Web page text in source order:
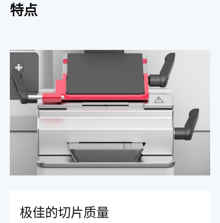
特点
极佳的切片质量